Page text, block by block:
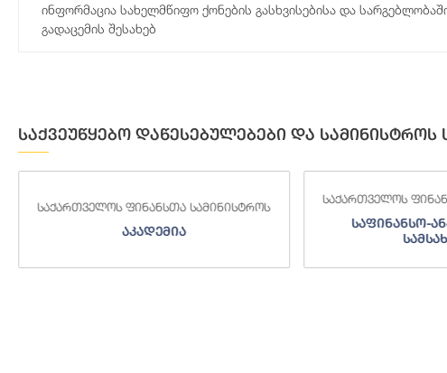
ინფორმაცია სახელმწიფო ქონების გასხვისებისა და
გადაცემის შესახებ
საქვეუწყებო დაწესებულებები და სამინისტროს
საქართველოს ფინანსთა სამინისტროს
აკადემია
საქართველოს
საფინანსო-